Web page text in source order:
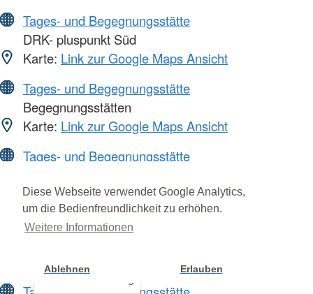
Diese Webseite verwendet Google Analytics,
um die Bedienfreundlichkeit zu erhöhen.
Weitere Informationen
Ablehnen Erlauben
Tages- und Begegnungsstätte
DRK- pluspunkt Süd
Karte: Link zur Google Maps Ansicht
Tages- und Begegnungsstätte
Begegnungsstätten
Karte: Link zur Google Maps Ansicht
Tages- und Begegnungsstätte
Karte:Link zur Google Maps Ansicht
Tages- und Begegnungsstätte
Karte: Link zur Google Maps Ansicht